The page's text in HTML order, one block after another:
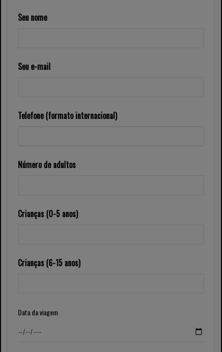
Seu nome
Seu e-mail
Telefone (formato internacional)
Número de adultos
Crianças (0-5 anos)
Crianças (6-15 anos)
Data da viagem